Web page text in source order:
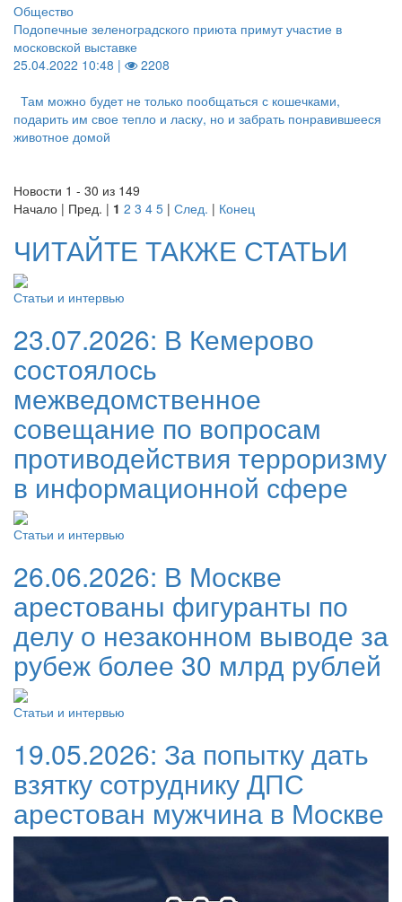
Общество
Подопечные зеленоградского приюта примут участие в
московской выставке
25.04.2022 10:48 |
2208
Там можно будет не только пообщаться с кошечками,
подарить им свое тепло и ласку, но и забрать понравившееся
животное домой
Новости 1 - 30 из 149
Начало | Пред. | 1 2 3 4 5 | След. | Конец
ЧИТАЙТЕ ТАКЖЕ СТАТЬИ
Статьи и интервью
23.07.2026: В Кемерово
состоялось
межведомственное
совещание по вопросам
противодействия терроризму
в информационной сфере
Статьи и интервью
26.06.2026: В Москве
арестованы фигуранты по
делу о незаконном выводе за
рубеж более 30 млрд рублей
Статьи и интервью
19.05.2026: За попытку дать
взятку сотруднику ДПС
арестован мужчина в Москве